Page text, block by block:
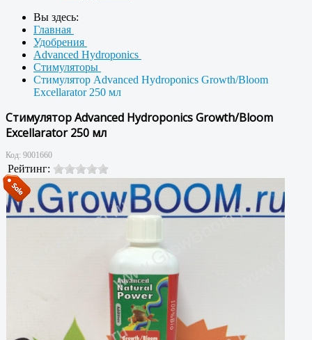
Вы здесь:
Главная
Удобрения
Advanced Hydroponics
Стимуляторы
Стимулятор Advanced Hydroponics Growth/Bloom
Excellarator 250 мл
Стимулятор Advanced Hydroponics Growth/Bloom
Excellarator 250 мл
Код: 9001660
Рейтинг: